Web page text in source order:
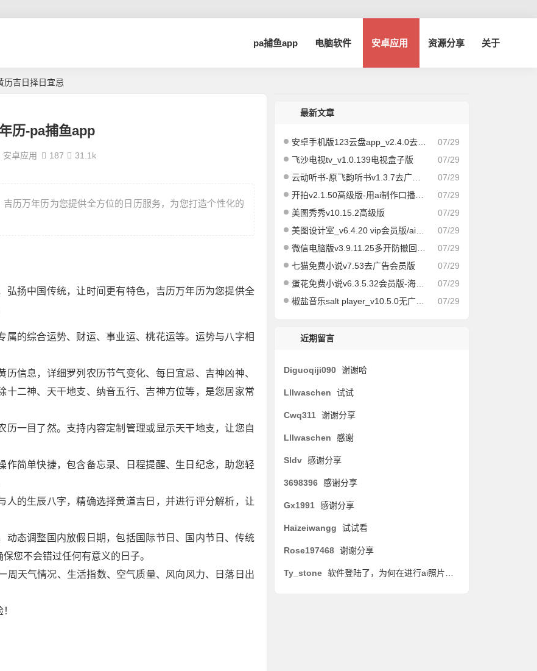
pa捕鱼app 电脑软件 安卓应用 资源分享 关于
历吉日择日宜忌
历-pa捕鱼app
安卓应用 187 31.1k
历万年历为您提供全方位的日历服务，为您打造个性化的
弘扬中国传统，让时间更有特色，吉历万年历为您提供全
的综合运势、财运、事业运、桃花运等。运势与八字相
信息，详细罗列农历节气变化、每日宜忌、吉神凶神、
十二神、天干地支、纳音五行、吉神方位等，是您居家常
历一目了然。支持内容定制管理或显示天干地支，让您自
作简单快捷，包含备忘录、日程提醒、生日纪念，助您轻
人的生辰八字，精确选择黄道吉日，并进行评分解析，让
动态调整国内放假日期，包括国际节日、国内节日、传统
您不会错过任何有意义的日子。
周天气情况、生活指数、空气质量、风向风力、日落日出
最新文章
07/29
安卓手机版123云盘app_v2.4.0去广告版
07/29
飞沙电视tv_v1.0.139电视盒子版
07/29
云动听书-原飞韵听书v1.3.7去广告纯净版/海量资源
07/29
开拍v2.1.50高级版-用ai制作口播视频
07/29
美图秀秀v10.15.2高级版
07/29
美图设计室_v6.4.20 vip会员版/ai作图海报编辑
07/29
微信电脑版v3.9.11.25多开防撤回绿色版
07/29
七猫免费小说v7.53去广告会员版
07/29
蛋花免费小说v6.3.5.32会员版-海量免费小说有声小说阅读听书
07/29
椒盐音乐salt player_v10.5.0无广告纯净版
近期留言
Diguoqiji090 谢谢哈
Lllwaschen 试试
Cwq311 谢谢分享
Lllwaschen 感谢
Sldv 感谢分享
3698396 感谢分享
Gx1991 感谢分享
Haizeiwangg 试试看
Rose197468 谢谢分享
Ty_stone 软件登陆了，为何在进行ai照片生成视频时，还是会根据生成时长进行收费？！是我哪里操作错误了，还是软件不算破解完整？有网友教教吗？谢谢